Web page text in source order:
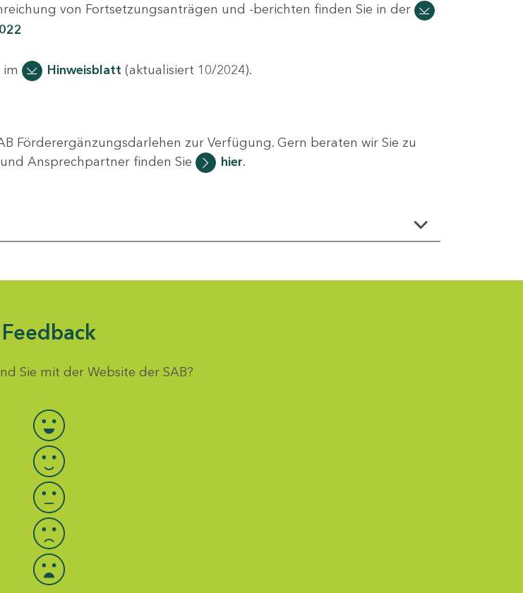
von Fortsetzungsanträgen und -berichten finden Sie in der
im Hinweisblatt (aktualisiert 10/2024).
Förderergänzungsdarlehen zur Verfügung. Gern beraten wir Sie zu
Ansprechpartner finden Sie
hier.
Feedback
Sie mit der Website der SAB?
Bewertung auswählen